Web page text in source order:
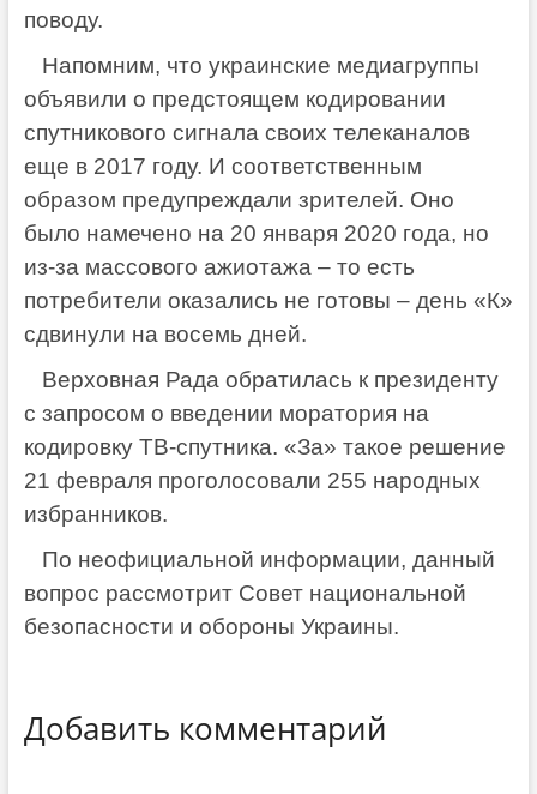
поводу.
Напомним, что украинские медиагруппы
объявили о предстоящем кодировании
спутникового сигнала своих телеканалов
еще в 2017 году. И соответственным
образом предупреждали зрителей. Оно
было намечено на 20 января 2020 года, но
из-за массового ажиотажа – то есть
потребители оказались не готовы – день «К»
сдвинули на восемь дней.
Верховная Рада обратилась к президенту
с запросом о введении моратория на
кодировку ТВ-спутника. «За» такое решение
21 февраля проголосовали 255 народных
избранников.
По неофициальной информации, данный
вопрос рассмотрит Совет национальной
безопасности и обороны Украины.
Добавить комментарий